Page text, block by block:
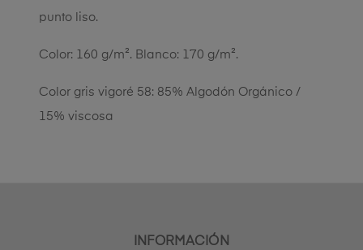
punto liso.
Color: 160 g/m². Blanco: 170 g/m².
Color gris vigoré 58: 85% Algodón Orgánico /
15% viscosa
INFORMACIÓN